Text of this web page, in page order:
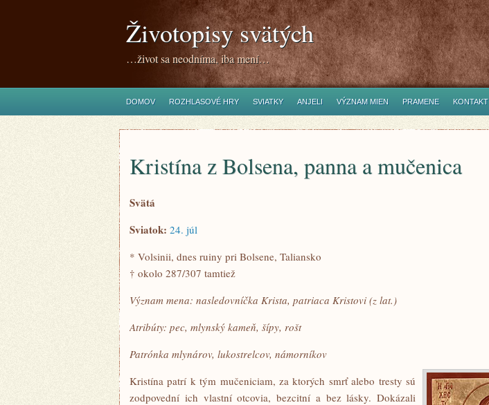
Životopisy svätých
…život sa neodníma, iba mení…
DOMOV ROZHLASOVÉ HRY SVIATKY ANJELI VÝZNAM MIEN PRAMENE KONTAKT
Kristína z Bolsena, panna a mučenica
Svätá
Sviatok: 24. júl
* Volsinii, dnes ruiny pri Bolsene, Taliansko
† okolo 287/307 tamtiež
Význam mena: nasledovníčka Krista, patriaca Kristovi (z lat.)
Atribúty: pec, mlynský kameň, šípy, rošt
Patrónka mlynárov, lukostrelcov, námorníkov
Kristína patrí k tým mučeniciam, za ktorých smrť alebo tresty sú
zodpovední ich vlastní otcovia, bezcitní a bez lásky. Dokázali